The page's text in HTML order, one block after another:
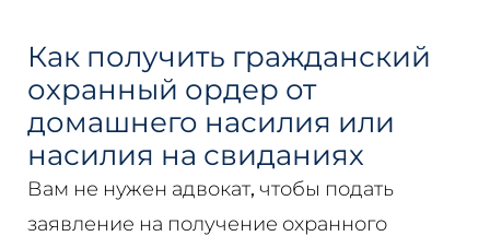
Как получить гражданский
охранный ордер от
домашнего насилия или
насилия на свиданиях
Вам не нужен адвокат, чтобы подать
заявление на получение охранного